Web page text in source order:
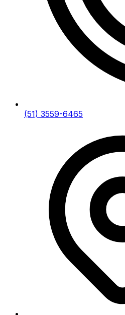
(51) 3559-6465